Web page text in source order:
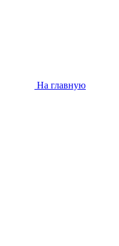
На главную